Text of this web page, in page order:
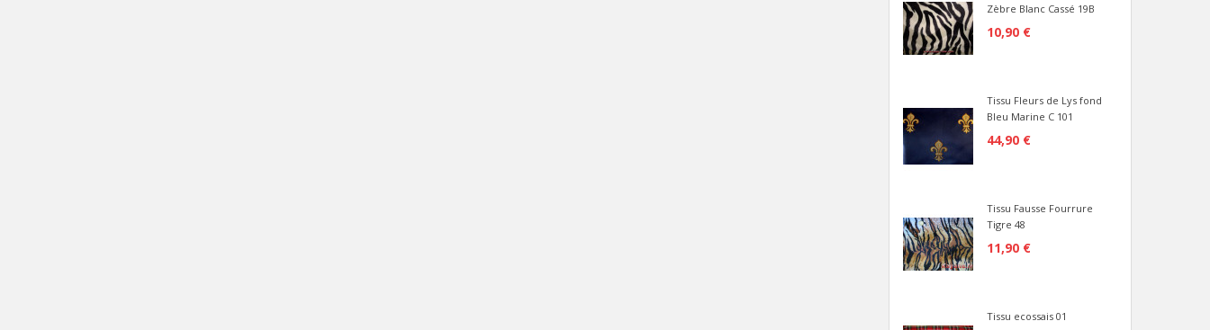
Zèbre Blanc Cassé 19B
10,90 €
Tissu Fleurs de Lys fond
Bleu Marine C 101
44,90 €
Tissu Fausse Fourrure
Tigre 48
11,90 €
Tissu ecossais 01